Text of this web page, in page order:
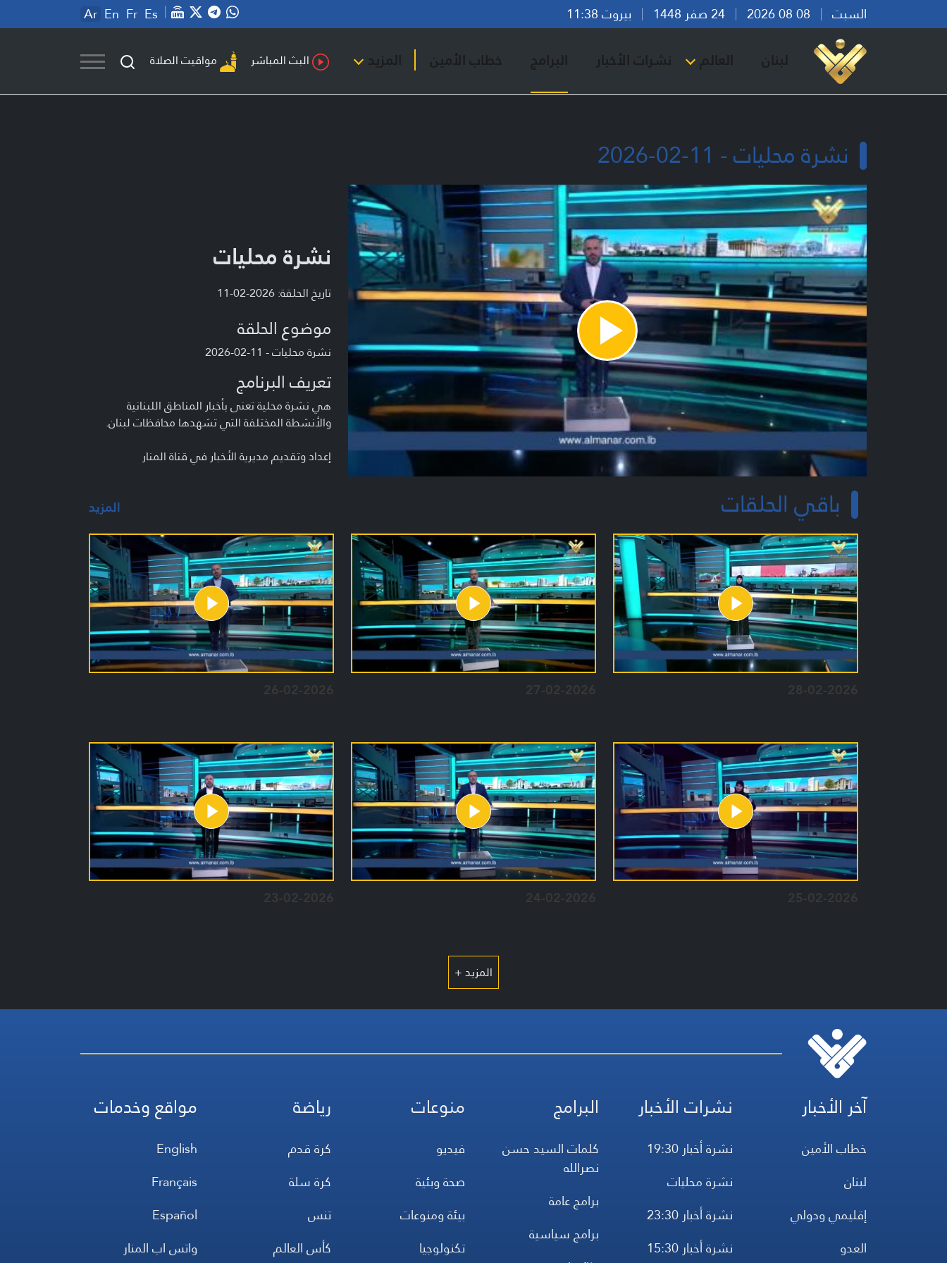
السبت بيروت 11:38 Ar En Fr Es
لبنان العالم نشرات الأخبار البرامج خطاب الأمين المزيد البث المباشر مواقيت الصلاة
نشرة محليات - 11-02-2026
Play
Video
نشرة محليات
تاريخ الحلقة: 2026-02-11
موضوع الحلقة
نشرة محليات - 11-02-2026
تعريف البرنامج
هي نشرة محلية تعنى بأخبار المناطق اللبنانية
والأنشطة المختلفة التي تشهدها محافظات لبنان.
إعداد وتقديم مديرية الأخبار في قناة المنار
باقي الحلقات المزيد
28-02-2026
27-02-2026
26-02-2026
25-02-2026
24-02-2026
23-02-2026
المزيد +
آخر الأخبار
خطاب الأمين
لبنان
إقليمي ودولي
العدو
نشرات الأخبار
نشرة أخبار 19:30
نشرة محليات
نشرة أخبار 23:30
نشرة أخبار 15:30
البرامج
كلمات السيد حسن
نصرالله
برامج عامة
برامج سياسية
منوعات
فيديو
صحة وبئية
بيئة ومنوعات
تكنولوجيا
رياضة
كرة قدم
كرة سلة
تنس
كأس العالم
مواقع وخدمات
English
Français
Español
واتس اب المنار